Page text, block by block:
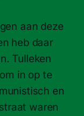
aan deze
heb daar
Tulleken
in op te
en
waren